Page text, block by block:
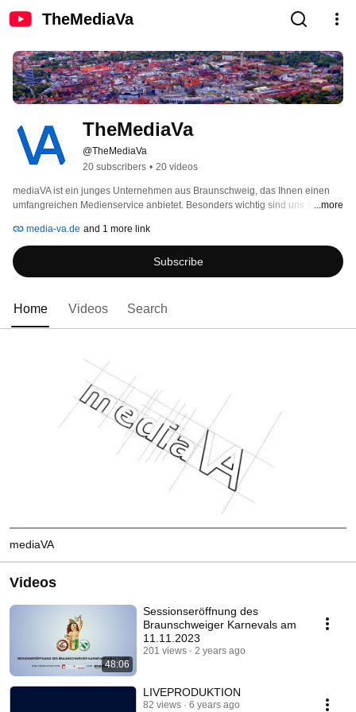
TheMediaVa
TheMediaVa
@TheMediaVa
20 subscribers • 20 videos
mediaVA ist ein junges Unternehmen aus Braunschweig, das Ihnen einen
umfangreichen Medienservice anbietet. Besonders wichtig sind uns Ihre
innovativ umsetzen. Wir garantieren Ihnen die Einzigartigkeit Ihres
Produktes.
...more
media-va.de and 1 more link
Subscribe
Home Videos Search
mediaVA
Videos
48:06
Sessionseröffnung des
Braunschweiger Karnevals am
11.11.2023
201 views 2 years ago
LIVEPRODUKTION
82 views 6 years ago